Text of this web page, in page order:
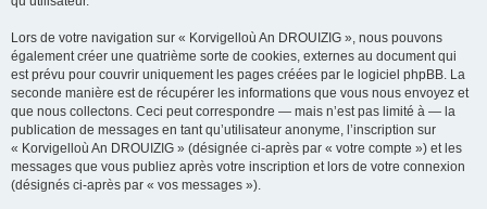
Lors de votre navigation sur « Korvigelloù An DROUIZIG », nous pouvons
également créer une quatrième sorte de cookies, externes au document qui
est prévu pour couvrir uniquement les pages créées par le logiciel phpBB. La
seconde manière est de récupérer les informations que vous nous envoyez et
que nous collectons. Ceci peut correspondre — mais n’est pas limité à — la
publication de messages en tant qu’utilisateur anonyme, l’inscription sur
« Korvigelloù An DROUIZIG » (désignée ci-après par « votre compte ») et les
messages que vous publiez après votre inscription et lors de votre connexion
(désignés ci-après par « vos messages »).